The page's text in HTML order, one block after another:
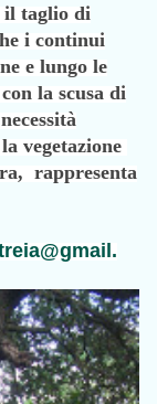
il taglio di
i continui
e lungo le
la scusa di
vegetazione
rappresenta